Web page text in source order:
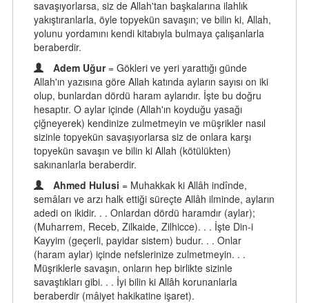
savaşıyorlarsa, siz de Allah'tan başkalarına ilahlık
yakıştıranlarla, öyle topyekün savaşın; ve bilin ki, Allah,
yolunu yordamını kendi kitabıyla bulmaya çalışanlarla
beraberdir.
Adem Uğur = Gökleri ve yeri yarattığı günde
Allah'ın yazısına göre Allah katında ayların sayısı on iki
olup, bunlardan dördü haram aylarıdır. İşte bu doğru
hesaptır. O aylar içinde (Allah'ın koyduğu yasağı
çiğneyerek) kendinize zulmetmeyin ve müşrikler nasıl
sizinle topyekün savaşıyorlarsa siz de onlara karşı
topyekün savaşın ve bilin ki Allah (kötülükten)
sakınanlarla beraberdir.
Ahmed Hulusi = Muhakkak ki Allâh indînde,
semâları ve arzı halk ettiği süreçte Allâh ilminde, ayların
adedi on ikidir. . . Onlardan dördü haramdır (aylar);
(Muharrem, Receb, Zilkaide, Zilhicce). . . İşte Din-i
Kayyim (geçerli, payidar sistem) budur. . . Onlar
(haram aylar) içinde nefslerinize zulmetmeyin. . .
Müşriklerle savaşın, onların hep birlikte sizinle
savaştıkları gibi. . . İyi bilin ki Allâh korunanlarla
beraberdir (mâiyet hakikatine işaret).